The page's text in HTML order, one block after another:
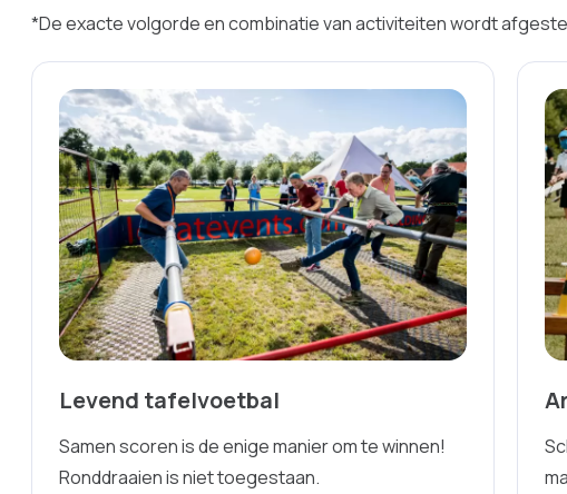
*De exacte volgorde en combinatie van activiteiten wordt
Levend tafelvoetbal
Samen scoren is de enige manier om te winnen!
Ronddraaien is niet toegestaan.